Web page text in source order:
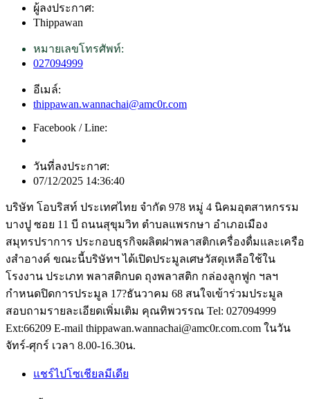
ผู้ลงประกาศ:
Thippawan
หมายเลขโทรศัพท์:
027094999
อีเมล์:
thippawan.wannachai@amc0r.com
Facebook / Line:
วันที่ลงประกาศ:
07/12/2025 14:36:40
บริษัท โอบริสท์ ประเทศไทย จำกัด 978 หมู่ 4 นิคมอุตสาหกรรม
บางปู ซอย 11 บี ถนนสุขุมวิท ตำบลแพรกษา อำเภอเมือง
สมุทรปราการ ประกอบธุรกิจผลิตฝาพลาสติกเครื่องดื่มและเครือ
งสำอางค์ ขณะนี้บริษัทฯ ได้เปิดประมูลเศษวัสดุเหลือใช้ใน
โรงงาน ประเภท พลาสติกบด ถุงพลาสติก กล่องลูกฟูก ฯลฯ
กำหนดปิดการประมูล 17?ธันวาคม 68 สนใจเข้าร่วมประมูล
สอบถามรายละเอียดเพิ่มเติม คุณทิพวรรณ Tel: 027094999
Ext:66209 E-mail thippawan.wannachai@amc0r.com.com ในวัน
จัทร์-ศุกร์ เวลา 8.00-16.30น.
แชร์ไปโซเชียลมีเดีย